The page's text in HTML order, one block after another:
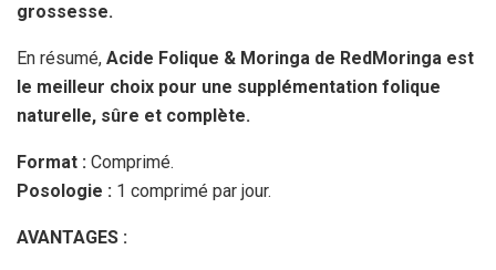
grossesse.
En résumé, Acide Folique & Moringa de RedMoringa est
le meilleur choix pour une supplémentation folique
naturelle, sûre et complète.
Format : Comprimé.
Posologie : 1 comprimé par jour.
AVANTAGES :